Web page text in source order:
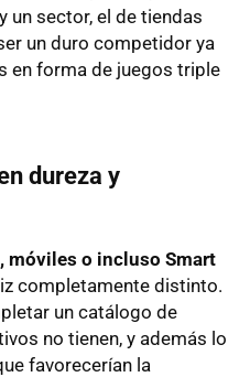
un sector, el de tiendas
un duro competidor ya
en forma de juegos triple
dureza y
móviles o incluso Smart
completamente distinto.
un catálogo de
no tienen, y además lo
favorecerían la